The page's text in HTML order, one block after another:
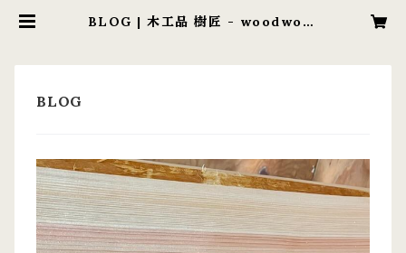
BLOG | 木工品 樹匠 - woodwork